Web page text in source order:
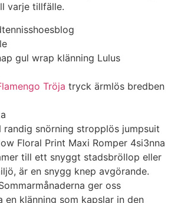
varje tillfälle.
gul wrap klänning Lulus
Tröja tryck ärmlös bredben
randig snörning stropplös jumpsuit
Floral Print Maxi Romper 4si3nna
till ett snyggt stadsbröllop eller
är en snygg knep avgörande.
ger oss
en klänning som kapslar in den